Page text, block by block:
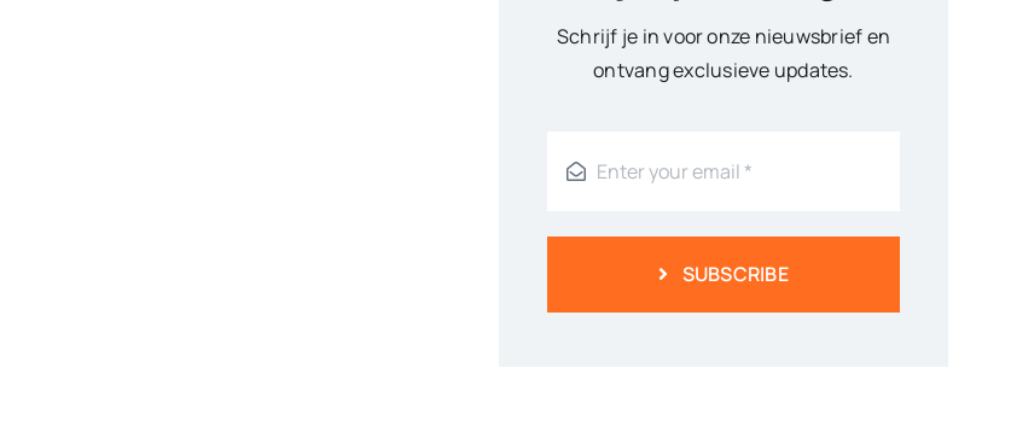
Schrijf je in voor onze nieuwsbrief en
ontvang exclusieve updates.
SUBSCRIBE